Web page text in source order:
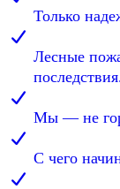
Только
Лесные
Мы — не
С чего